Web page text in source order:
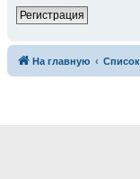
Регистрация
На главную